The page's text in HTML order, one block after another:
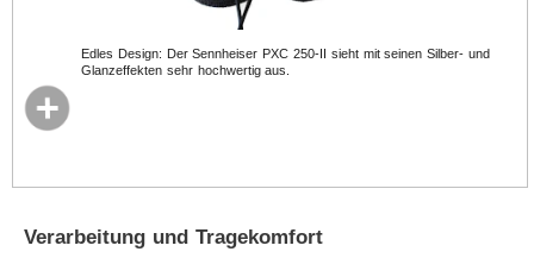
Edles Design: Der Sennheiser PXC 250-II sieht mit seinen Silber- und
Glanzeffekten sehr hochwertig aus.
Verarbeitung und Tragekomfort